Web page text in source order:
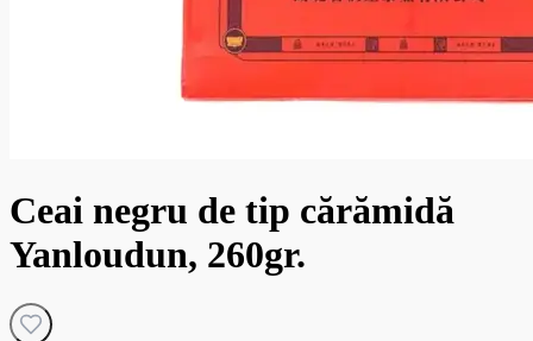
Ceai negru de tip cărămidă
Yanloudun, 260gr.